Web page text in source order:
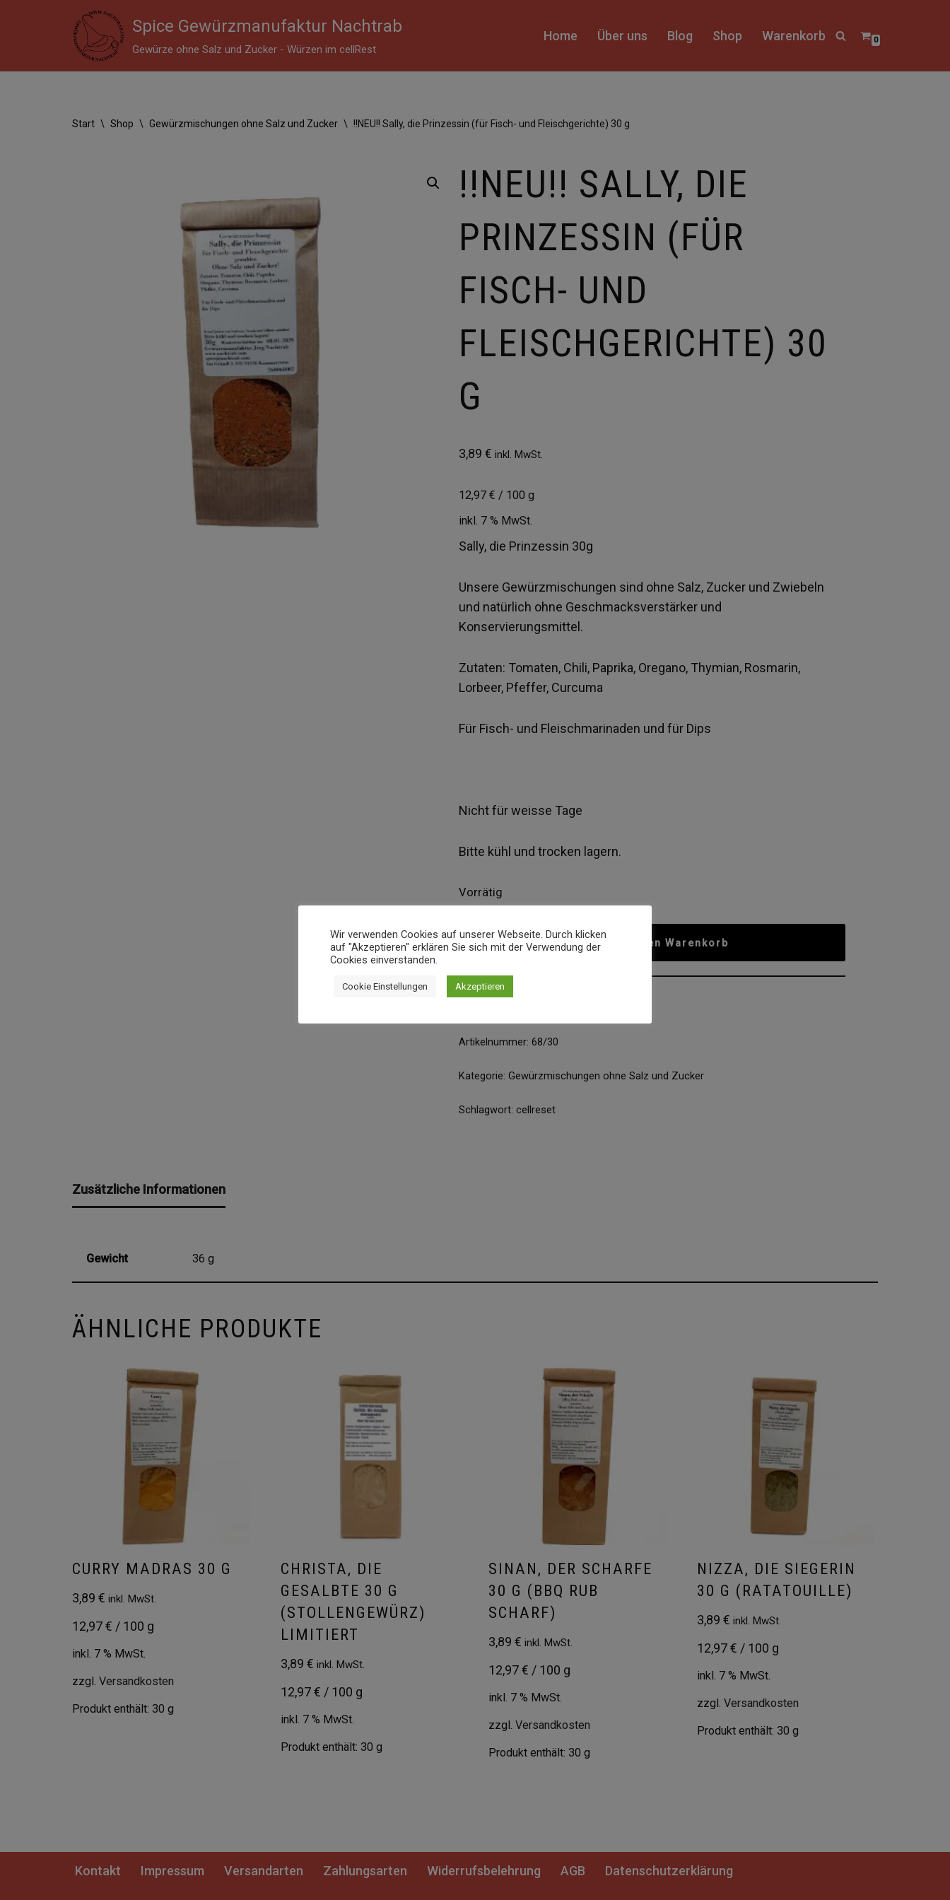
Spice Gewürzmanufaktur Nachtrab
Gewürze ohne Salz und Zucker - Würzen im cellRest
Home Über uns Blog Shop Warenkorb 0
Start \ Shop \ Gewürzmischungen ohne Salz und Zucker \ !!NEU!! Sally, die Prinzessin (für Fisch- und Fleischgerichte) 30 g
!!NEU!! SALLY, DIE
PRINZESSIN (FÜR
FISCH- UND
FLEISCHGERICHTE) 30
G
3,89€ inkl. MwSt.
12,97€ / 100 g
inkl. 7 % MwSt.
Sally, die Prinzessin 30g
Unsere Gewürzmischungen sind ohne Salz, Zucker und Zwiebeln
und natürlich ohne Geschmacksverstärker und
Konservierungsmittel.
Zutaten: Tomaten, Chili, Paprika, Oregano, Thymian, Rosmarin,
Lorbeer, Pfeffer, Curcuma
Für Fisch- und Fleischmarinaden und für Dips
Nicht für weisse Tage
Bitte kühl und trocken lagern.
Vorrätig
In den Warenkorb
Artikelnummer:68/30
Kategorie:Gewürzmischungen ohne Salz und Zucker
Schlagwort:cellreset
Zusätzliche Informationen
Gewicht 36 g
ÄHNLICHE PRODUKTE
CURRY MADRAS 30 G
3,89 € inkl. MwSt.
12,97€ / 100 g
inkl. 7 % MwSt.
zzgl. Versandkosten
Produkt enthält: 30 g
CHRISTA, DIE
GESALBTE 30 G
(STOLLENGEWÜRZ)
LIMITIERT
3,89 € inkl. MwSt.
12,97€ / 100 g
inkl. 7 % MwSt.
Produkt enthält: 30 g
SINAN, DER SCHARFE
30 G (BBQ RUB
SCHARF)
3,89€ inkl. MwSt.
12,97€ / 100 g
inkl. 7 % MwSt.
zzgl.Versandkosten
Produkt enthält: 30g
NIZZA, DIE SIEGERIN
30 G (RATATOUILLE)
3,89€ inkl. MwSt.
12,97€ / 100 g
inkl. 7 % MwSt.
zzgl.Versandkosten
Produkt enthält: 30g
Kontakt Impressum Versandarten Zahlungsarten Widerrufsbelehrung AGB Datenschutzerklärung
Wir verwenden Cookies auf unserer Webseite. Durch klicken
auf "Akzeptieren" erklären Sie sich mit der Verwendung der
Cookies einverstanden.
Cookie Einstellungen Akzeptieren